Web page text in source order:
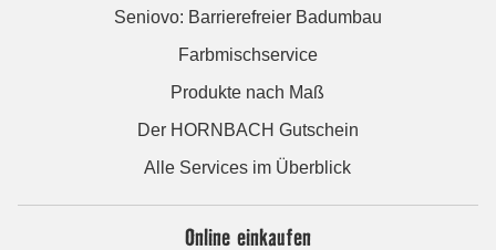
Seniovo: Barrierefreier Badumbau
Farbmischservice
Produkte nach Maß
Der HORNBACH Gutschein
Alle Services im Überblick
Online einkaufen